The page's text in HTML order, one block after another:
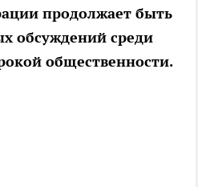
продолжает быть
обсуждений среди
общественности.